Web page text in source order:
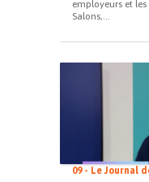
employeurs et
Salons,...
09 - Le Journal